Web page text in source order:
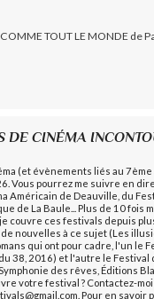
TOUT LE MONDE de
DE CINÉMA
(et évènements liés au
Vous pourrez me suivre en
Américain de Deauville, du
de La Baule... Plus de 10 fois
couvre ces festivals depuis
nouvelles à ce sujet (Les
qui ont pour cadre, l'un le
38, 2016) et l'autre le Festival
des rêves, Éditions
votre festival ? Contactez-moi
Pour en savoir